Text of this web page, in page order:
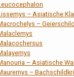
– Asiatische
–
– Asiatische
–